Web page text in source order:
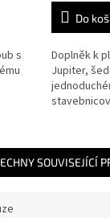
s
Do
Doplněk k
Jupiter,
SOUVISEJÍCÍ